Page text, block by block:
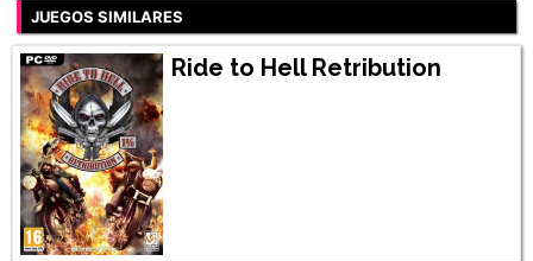
JUEGOS SIMILARES
Ride to Hell Retribution